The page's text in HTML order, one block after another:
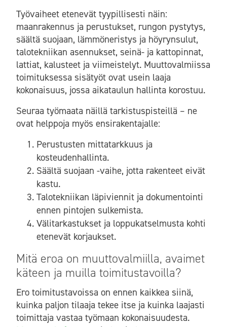
Työvaiheet etenevät tyypillisesti näin:
maanrakennus ja perustukset, rungon pystytys,
säältä suojaan, lämmöneristys ja höyrynsulut,
talotekniikan asennukset, seinä- ja kattopinnat,
lattiat, kalusteet ja viimeistelyt. Muuttovalmiissa
toimituksessa sisätyöt ovat usein laaja
kokonaisuus, jossa aikataulun hallinta korostuu.
Seuraa työmaata näillä tarkistuspisteillä – ne
ovat helppoja myös ensirakentajalle:
Perustusten mittatarkkuus ja
kosteudenhallinta.
Säältä suojaan -vaihe, jotta rakenteet eivät
kastu.
Talotekniikan läpiviennit ja dokumentointi
ennen pintojen sulkemista.
Välitarkastukset ja loppukatselmusta kohti
etenevät korjaukset.
Mitä eroa on muuttovalmiilla, avaimet
käteen ja muilla toimitustavoilla?
Ero toimitustavoissa on ennen kaikkea siinä,
kuinka paljon tilaaja tekee itse ja kuinka laajasti
toimittaja vastaa työmaan kokonaisuudesta.